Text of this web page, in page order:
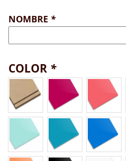
NOMBRE *
COLOR *